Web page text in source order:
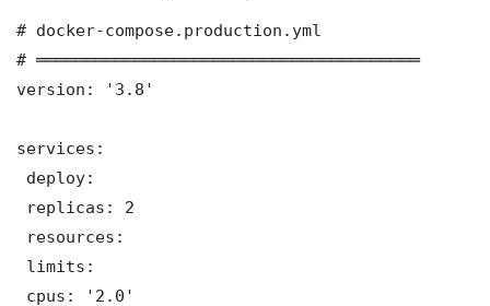
# docker-compose.production.yml
# ═══════════════════════════════════════
version: '3.8'
services:
deploy:
replicas: 2
resources:
limits:
cpus: '2.0'